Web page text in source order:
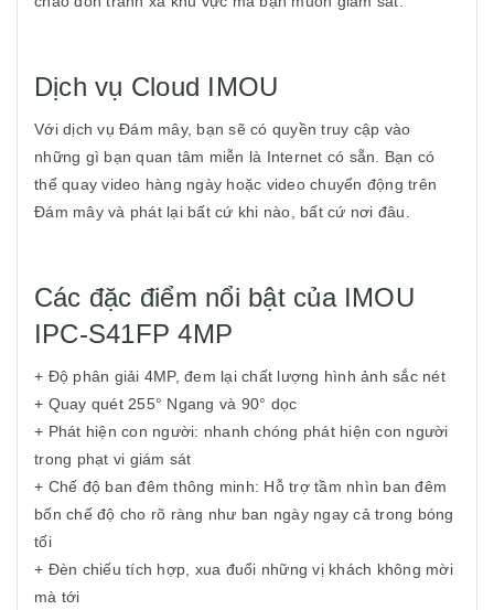
Dịch vụ Cloud IMOU
Với dịch vụ Đám mây, bạn sẽ có quyền truy cập vào
những gì bạn quan tâm miễn là Internet có sẵn. Bạn có
thể quay video hàng ngày hoặc video chuyển động trên
Đám mây và phát lại bất cứ khi nào, bất cứ nơi đâu.
Các đặc điểm nổi bật của IMOU
IPC-S41FP 4MP
+ Độ phân giải 4MP, đem lại chất lượng hình ảnh sắc nét
+ Quay quét 255° Ngang và 90° dọc
+ Phát hiện con người: nhanh chóng phát hiện con người
trong phạt vi giám sát
+ Chế độ ban đêm thông minh: Hỗ trợ tầm nhìn ban đêm
bốn chế độ cho rõ ràng như ban ngày ngay cả trong bóng
tối
+ Đèn chiếu tích hợp, xua đuổi những vị khách không mời
mà tới